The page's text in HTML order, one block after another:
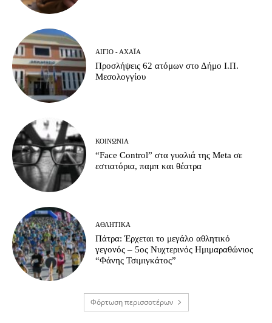
ΑΊΓΙΟ - ΑΧΑΪ́Α
Προσλήψεις 62 ατόμων στο Δήμο Ι.Π.
Μεσολογγίου
ΚΟΙΝΩΝΊΑ
“Face Control” στα γυαλιά της Meta σε
εστιατόρια, παμπ και θέατρα
ΑΘΛΗΤΙΚΆ
Πάτρα: Έρχεται το μεγάλο αθλητικό
γεγονός – 5ος Νυχτερινός Ημιμαραθώνιος
“Φάνης Τσιμιγκάτος”
Φόρτωση περισσοτέρων